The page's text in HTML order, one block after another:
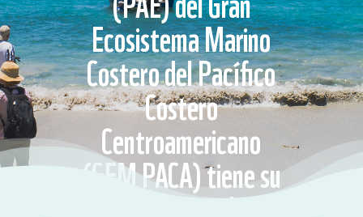
Ecosistema Marino
Costero del Pacífico
Costero
Centroamericano
(GEM PACA) tiene su